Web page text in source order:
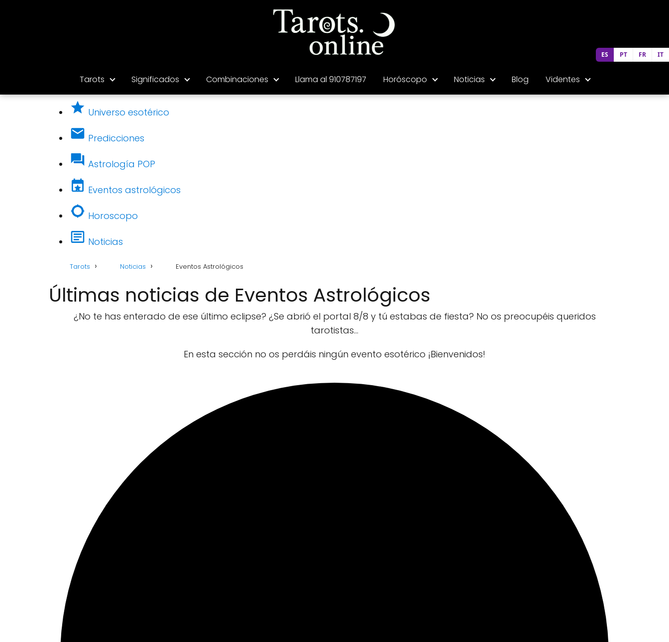
Tarots Significados Combinaciones Llama al 910787197 Horóscopo Noticias Blog Videntes
Universo esotérico
Predicciones
Astrología POP
Eventos astrológicos
Horoscopo
Noticias
Tarots Noticias Eventos Astrológicos
Últimas noticias de Eventos Astrológicos
¿No te has enterado de ese último eclipse? ¿Se abrió el portal 8/8 y tú estabas de fiesta? No os preocupéis queridos
tarotistas...
En esta sección no os perdáis ningún evento esotérico ¡Bienvenidos!
ES PT FR IT